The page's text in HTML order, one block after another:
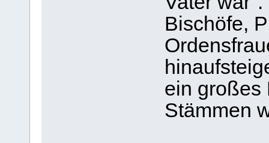
Bischöfe,
ein großes
Stämmen